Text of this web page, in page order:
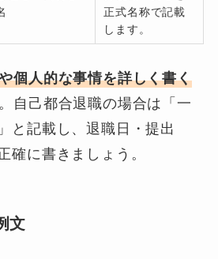
正式名称で記載
します。
個人的な事情を詳しく書く
。自己都合退職の場合は「一
と記載し、退職日・提出
確に書きましょう。
文